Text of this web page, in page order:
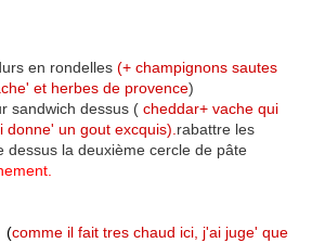
en rondelles (+ champignons sautes
et herbes de provence)
sandwich dessus ( cheddar+ vache qui
un gout excquis). rabattre les
dessus la deuxième cercle de pâte
(comme il fait tres chaud ici, j'ai juge' que